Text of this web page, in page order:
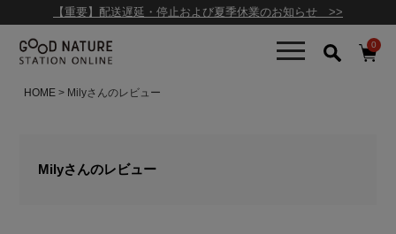
【重要】配送遅延・停止および夏季休業のお知らせ >>
0
HOME Milyさんのレビュー
Milyさんのレビュー